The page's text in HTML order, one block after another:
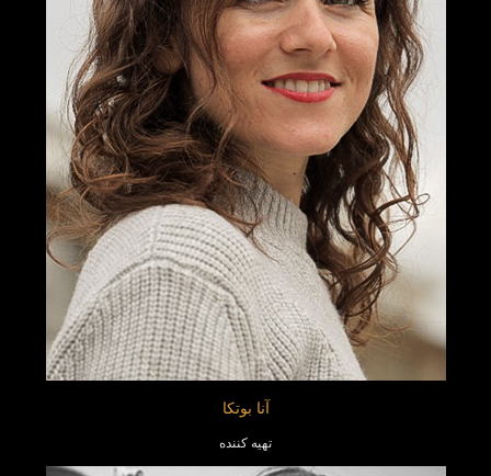
آنا بوتکا
تهیه کننده